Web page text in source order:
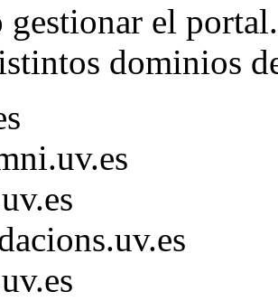
gestionar el
dominios